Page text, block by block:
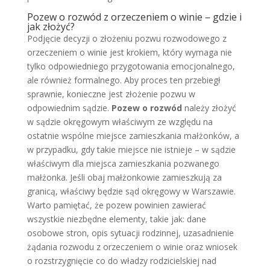
Pozew o rozwód z orzeczeniem o winie – gdzie i
jak złożyć?
Podjęcie decyzji o złożeniu pozwu rozwodowego z
orzeczeniem o winie jest krokiem, który wymaga nie
tylko odpowiedniego przygotowania emocjonalnego,
ale również formalnego. Aby proces ten przebiegł
sprawnie, konieczne jest złożenie pozwu w
odpowiednim sądzie. Pozew o rozwód należy złożyć
w sądzie okręgowym właściwym ze względu na
ostatnie wspólne miejsce zamieszkania małżonków, a
w przypadku, gdy takie miejsce nie istnieje – w sądzie
właściwym dla miejsca zamieszkania pozwanego
małżonka. Jeśli obaj małżonkowie zamieszkują za
granicą, właściwy będzie sąd okręgowy w Warszawie.
Warto pamiętać, że pozew powinien zawierać
wszystkie niezbędne elementy, takie jak: dane
osobowe stron, opis sytuacji rodzinnej, uzasadnienie
żądania rozwodu z orzeczeniem o winie oraz wniosek
o rozstrzygnięcie co do władzy rodzicielskiej nad